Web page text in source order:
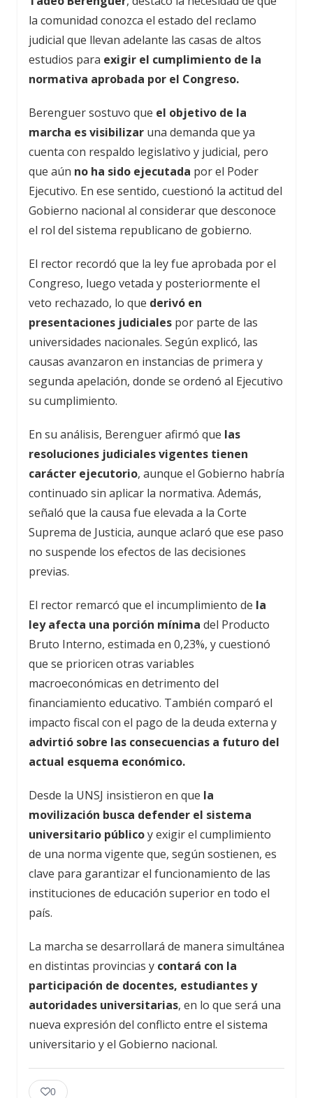
la comunidad conozca el estado del reclamo
judicial que llevan adelante las casas de altos
estudios para exigir el cumplimiento de la
normativa aprobada por el Congreso.
Berenguer sostuvo que el objetivo de la
marcha es visibilizar una demanda que ya
cuenta con respaldo legislativo y judicial, pero
que aún no ha sido ejecutada por el Poder
Ejecutivo. En ese sentido, cuestionó la actitud del
Gobierno nacional al considerar que desconoce
el rol del sistema republicano de gobierno.
El rector recordó que la ley fue aprobada por el
Congreso, luego vetada y posteriormente el
veto rechazado, lo que derivó en
presentaciones judiciales por parte de las
universidades nacionales. Según explicó, las
causas avanzaron en instancias de primera y
segunda apelación, donde se ordenó al Ejecutivo
su cumplimiento.
En su análisis, Berenguer afirmó que las
resoluciones judiciales vigentes tienen
carácter ejecutorio, aunque el Gobierno habría
continuado sin aplicar la normativa. Además,
señaló que la causa fue elevada a la Corte
Suprema de Justicia, aunque aclaró que ese paso
no suspende los efectos de las decisiones
previas.
El rector remarcó que el incumplimiento de la
ley afecta una porción mínima del Producto
Bruto Interno, estimada en 0,23%, y cuestionó
que se prioricen otras variables
macroeconómicas en detrimento del
financiamiento educativo. También comparó el
impacto fiscal con el pago de la deuda externa y
advirtió sobre las consecuencias a futuro del
actual esquema económico.
Desde la UNSJ insistieron en que la
movilización busca defender el sistema
universitario públicoy exigir el cumplimiento
de una norma vigente que, según sostienen, es
clave para garantizar el funcionamiento de las
instituciones de educación superior en todo el
país.
La marcha se desarrollará de manera simultánea
en distintas provincias y contará con la
participación de docentes, estudiantes y
autoridades universitarias, en lo que será una
nueva expresión del conflicto entre el sistema
universitario y el Gobierno nacional.
0